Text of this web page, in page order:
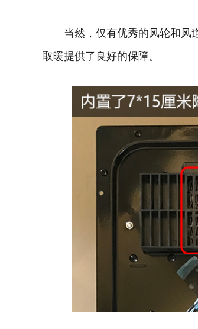
当然，仅有优秀的风轮和风道
取暖提供了良好的保障。